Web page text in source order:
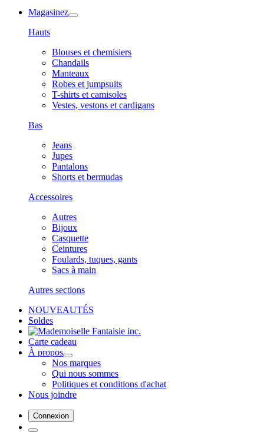
Magasinez
Hauts
Blouses et chemisiers
Chandails
Manteaux
Robes et jumpsuits
T-shirts et camisoles
Vestes, vestons et cardigans
Bas
Jeans
Jupes
Pantalons
Shorts et bermudas
Accessoires
Autres
Bijoux
Casquette
Ceintures
Foulards, tuques, gants
Sacs à main
Autres sections
NOUVEAUTÉS
Soldes
Carte cadeau
À propos
Nos marques
Qui nous sommes
Politiques et conditions d'achat
Nous joindre
Connexion